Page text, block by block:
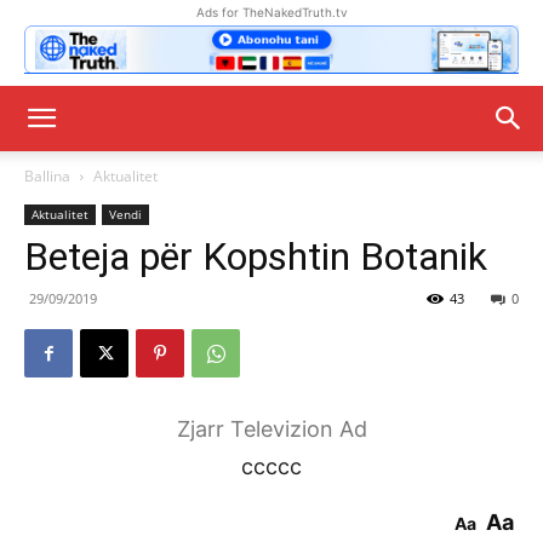
Ads for TheNakedTruth.tv
Ballina Aktualitet
Aktualitet Vendi
Beteja për Kopshtin Botanik
29/09/2019 0
43
Zjarr Televizion Ad
ccccc
Aa Aa